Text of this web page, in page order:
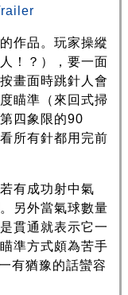
作品。玩家操縱
！？），要一面
畫面時跳針人會
瞄準（來回式掃
四象限的90
所有針都用完前
有成功射中氣
另外當氣球數量
貫通就表示它一
準方式頗為苦手
有猶豫的話蠻容